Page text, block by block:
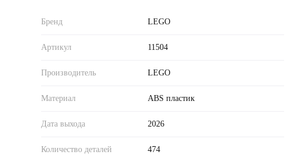
Бренд LEGO
Артикул 11504
Производитель LEGO
Материал ABS пластик
Дата выхода 2026
Количество деталей 474